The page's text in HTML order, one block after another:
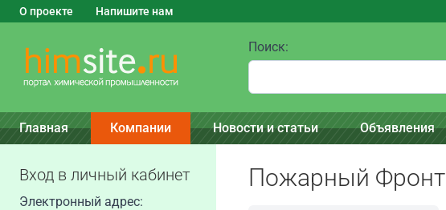
О проекте Напишите нам
Поиск:
Главная Компании Новости и статьи Объявления
Вход в личный кабинет
Электронный адрес:
Пожарный Фронт